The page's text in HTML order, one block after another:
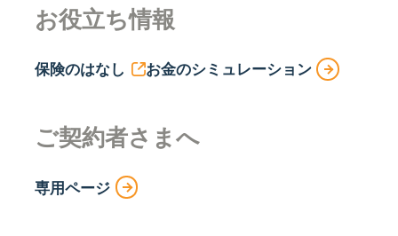
お役立ち情報
保険のはなし お金のシミュレーション
ご契約者さまへ
専用ページ